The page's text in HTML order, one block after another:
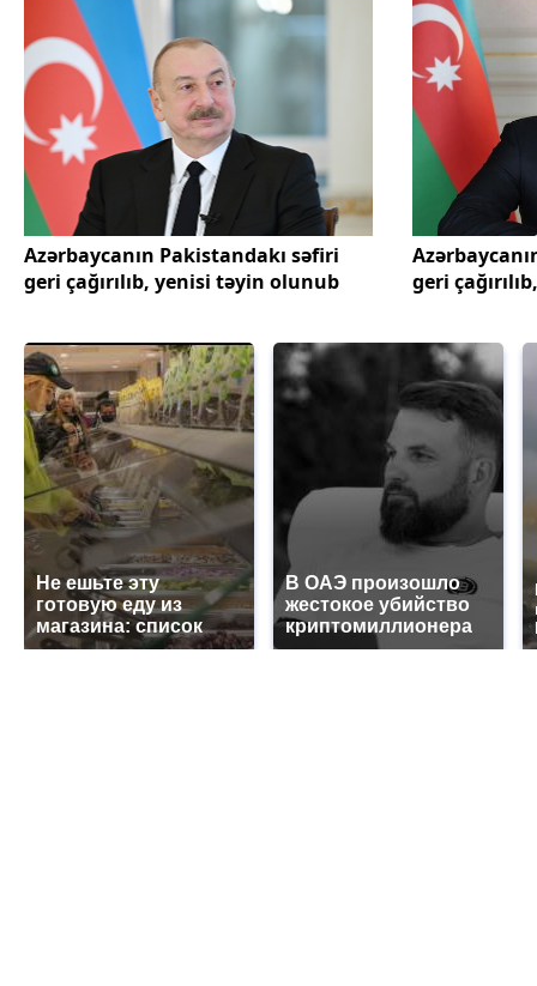
Azərbaycanın Pakistandakı səfiri
geri çağırılıb, yenisi təyin olunub
geri
Не ешьте эту
готовую еду из
магазина: список
В ОАЭ произошло
жестокое убийство
криптомиллионера